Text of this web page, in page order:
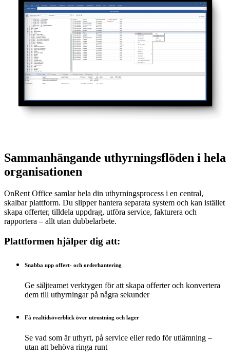
Sammanhängande uthyrningsflöden i hela
organisationen
OnRent Office samlar hela din uthyrningsprocess i en central,
skalbar plattform. Du slipper hantera separata system och kan istället
skapa offerter, tilldela uppdrag, utföra service, fakturera och
rapportera – allt utan dubbelarbete.
Plattformen hjälper dig att:
Snabba upp offert- och orderhantering
Ge säljteamet verktygen för att skapa offerter och konvertera
dem till uthyrningar på några sekunder
Få realtidsöverblick över utrustning och lager
Se vad som är uthyrt, på service eller redo för utlämning –
utan att behöva ringa runt